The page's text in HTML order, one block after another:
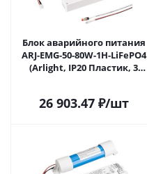
Блок аварийного питания
ARJ-EMG-50-80W-1H-LiFePO4
(Arlight, IP20 Пластик, 3
26 903.47₽/шт